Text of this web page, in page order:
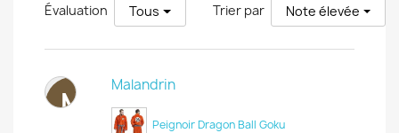
Évaluation Tous Trier par Note élevée
M
Malandrin
Peignoir Dragon Ball Goku